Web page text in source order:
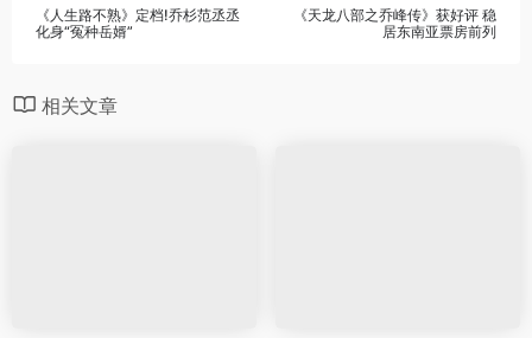
《人生路不熟》定档!乔杉范丞丞
化身“冤种岳婿”
《天龙八部之乔峰传》获好评 稳
居东南亚票房前列
相关文章